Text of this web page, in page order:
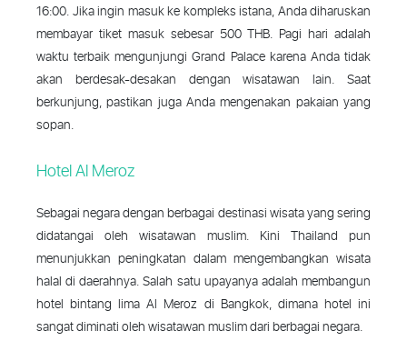
16:00. Jika ingin masuk ke kompleks istana, Anda diharuskan
membayar tiket masuk sebesar 500 THB. Pagi hari adalah
waktu terbaik mengunjungi Grand Palace karena Anda tidak
akan berdesak-desakan dengan wisatawan lain. Saat
berkunjung, pastikan juga Anda mengenakan pakaian yang
sopan.
Hotel Al Meroz
Sebagai negara dengan berbagai destinasi wisata yang sering
didatangai oleh wisatawan muslim. Kini Thailand pun
menunjukkan peningkatan dalam mengembangkan wisata
halal di daerahnya. Salah satu upayanya adalah membangun
hotel bintang lima Al Meroz di Bangkok, dimana hotel ini
sangat diminati oleh wisatawan muslim dari berbagai negara.